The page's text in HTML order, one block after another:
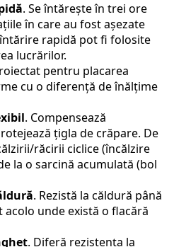
. Se întărește în trei ore
în care au fost așezate
rapidă pot fi folosite
lucrărilor.
pentru placarea
cu o diferență de înălțime
. Compensează
țigla de crăpare. De
răcirii ciclice (încălzire
la o sarcină acumulată (bol
. Rezistă la căldură până
acolo unde există o flacără
. Diferă rezistența la